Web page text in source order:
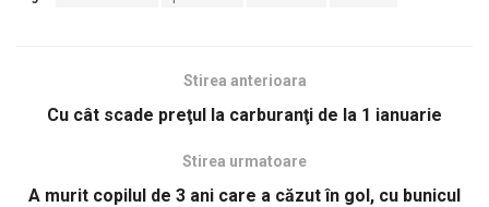
Stirea anterioara
Cu cât scade preţul la carburanţi de la 1 ianuarie
Stirea urmatoare
A murit copilul de 3 ani care a căzut în gol, cu bunicul